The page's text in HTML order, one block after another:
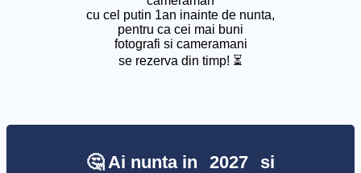
cu cel putin 1an inainte de nunta,
pentru ca cei mai buni
fotografi si cameramani
se rezerva din timp! ⏳
🤔 Ai nunta in 2027
si